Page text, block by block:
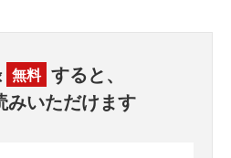
無料 すると、
みいただけます